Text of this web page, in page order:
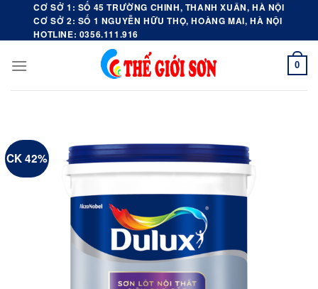
content
CƠ SỞ 1: SỐ 45 TRƯỜNG CHINH, THANH XUÂN, HÀ NỘI
CƠ SỞ 2: SỐ 1 NGUYỄN HỮU THỌ, HOÀNG MAI, HÀ NỘI
HOTLINE: 0356.111.916
0
CK 42%